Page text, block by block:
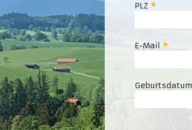
PLZ
E-Mail
Geburtsdatum